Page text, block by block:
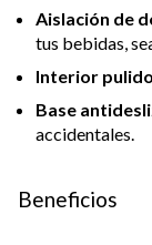
Aislación de
tus bebidas,
Interior
Base
accidentales.
Beneficios